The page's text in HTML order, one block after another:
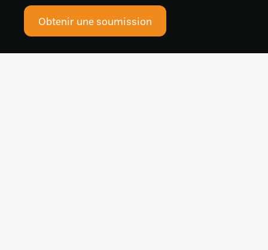
Obtenir une soumission